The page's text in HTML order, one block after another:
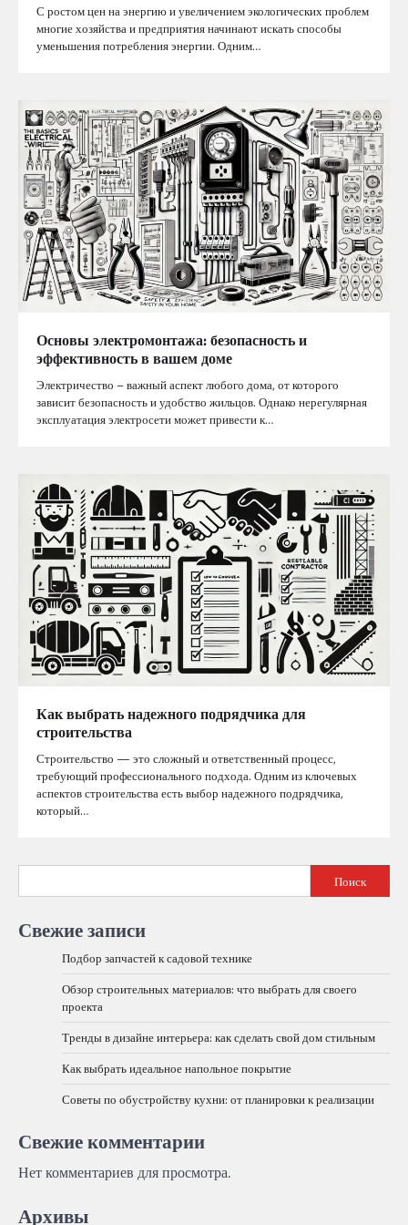
С ростом цен на энергию и увеличением экологических проблем
многие хозяйства и предприятия начинают искать способы
уменьшения потребления энергии. Одним…
Основы электромонтажа: безопасность и
эффективность в вашем доме
Электричество – важный аспект любого дома, от которого
зависит безопасность и удобство жильцов. Однако нерегулярная
эксплуатация электросети может привести к…
Как выбрать надежного подрядчика для
строительства
Строительство — это сложный и ответственный процесс,
требующий профессионального подхода. Одним из ключевых
аспектов строительства есть выбор надежного подрядчика,
который…
Поиск
Свежие записи
Подбор запчастей к садовой технике
Обзор строительных материалов: что выбрать для своего
проекта
Тренды в дизайне интерьера: как сделать свой дом стильным
Как выбрать идеальное напольное покрытие
Советы по обустройству кухни: от планировки к реализации
Свежие комментарии
Нет комментариев для просмотра.
Архивы